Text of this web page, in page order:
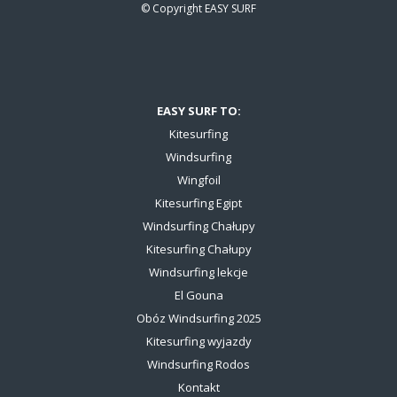
© Copyright EASY SURF
EASY SURF TO:
Kitesurfing
Windsurfing
Wingfoil
Kitesurfing Egipt
Windsurfing Chałupy
Kitesurfing Chałupy
Windsurfing lekcje
El Gouna
Obóz Windsurfing 2025
Kitesurfing wyjazdy
Windsurfing Rodos
Kontakt